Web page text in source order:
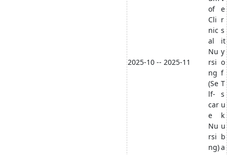
2025-10 -- 2025-11
of
Cli
nic
al
Nu
rsi
ng
(Se
lf-
car
e
Nu
rsi
ng)
e
r
s
it
y
o
f
T
s
u
k
u
b
a